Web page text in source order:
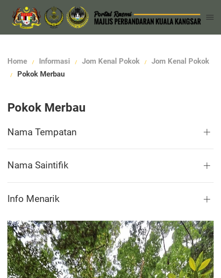
Home Informasi Jom Kenal Pokok
Jom Kenal Pokok
Pokok Merbau
Pokok Merbau
Nama Tempatan
Nama Saintifik
Info Menarik